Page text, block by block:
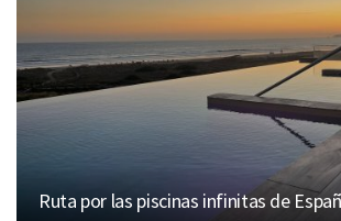
Ruta por las piscinas infinitas de